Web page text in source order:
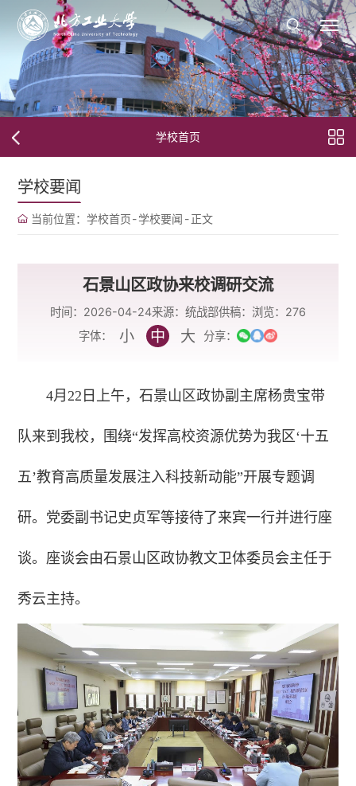
学校首页
学校要闻
当前位置： 学校首页-学校要闻 -正文
石景山区政协来校调研交流
时间：2026-04-24来源：统战部供稿： 浏览： 276
字体：
小 中 大 分享：
4月22日上午，石景山区政协副主席杨贵宝带
队来到我校，围绕“发挥高校资源优势为我区‘十五
五’教育高质量发展注入科技新动能”开展专题调
研。党委副书记史贞军等接待了来宾一行并进行座
谈。 座谈会由石景山区政协教文卫体委员会主任于
秀云主持。